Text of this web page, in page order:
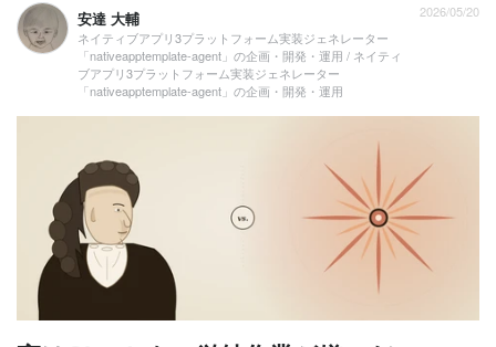
安達 大輔
ネイティブアプリ3プラットフォーム実装ジェネレーター
「nativeapptemplate-agent」の企画・開発・運用 / ネイティ
ブアプリ3プラットフォーム実装ジェネレーター
「nativeapptemplate-agent」の企画・開発・運用
2026/05/20